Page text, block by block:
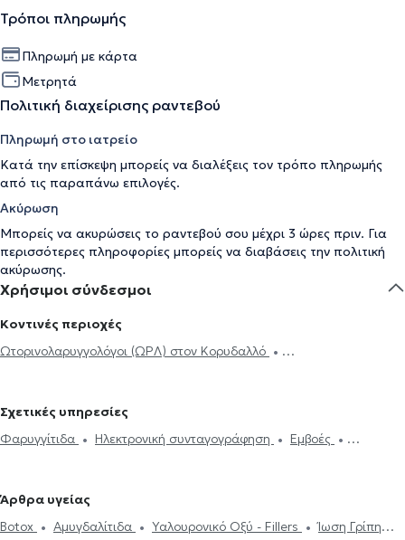
Τρόποι πληρωμής
Πληρωμή με κάρτα
Μετρητά
Πολιτική διαχείρισης ραντεβού
Πληρωμή στο ιατρείο
Κατά την επίσκεψη μπορείς να διαλέξεις τον τρόπο πληρωμής
από τις παραπάνω επιλογές.
Ακύρωση
Μπορείς να ακυρώσεις το ραντεβού σου μέχρι 3 ώρες πριν. Για
περισσότερες πληροφορίες μπορείς να διαβάσεις την πολιτική
ακύρωσης.
Χρήσιμοι σύνδεσμοι
Κοντινές περιοχές
Ωτορινολαρυγγολόγοι (ΩΡΛ) στον Κορυδαλλό
Ωτορινολαρυγγολόγοι (ΩΡΛ) στο Αιγάλεω
(ΩΡΛ) στο Περιστέρι
Ωτορινολαρυγγολόγοι (ΩΡΛ) στην Καλλιθέα
Ωτορινολαρυγγολόγοι (ΩΡΛ) στην Αθήνα
Φάληρο
Ωτορινολαρυγγολόγοι (ΩΡΛ) στα Σεπόλια
Σχετικές υπηρεσίες
Φαρυγγίτιδα
Ηλεκτρονική συνταγογράφηση
Εμβοές
Ωτοπλαστική
Ύπνου
Ρινίτιδα Αλλεργική ρινίτιδα
Διαταραχές κατάποσης -
Άρθρα υγείας
Botox
Αμυγδαλίτιδα Υαλουρονικό Οξύ - Fillers
Ίωση Γρίπη